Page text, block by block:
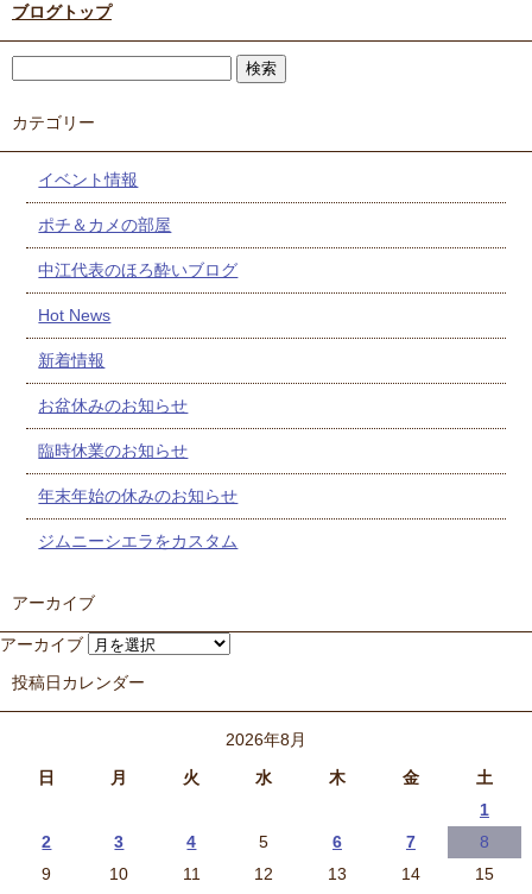
ブログトップ
カテゴリー
イベント情報
ポチ＆カメの部屋
中江代表のほろ酔いブログ
Hot News
新着情報
お盆休みのお知らせ
臨時休業のお知らせ
年末年始の休みのお知らせ
ジムニーシエラをカスタム
アーカイブ
アーカイブ
投稿日カレンダー
2026年8月
日
月 火 水 木 金 土
1
2
3 4 5 6 7
8
9
10 11 12 13 14
15